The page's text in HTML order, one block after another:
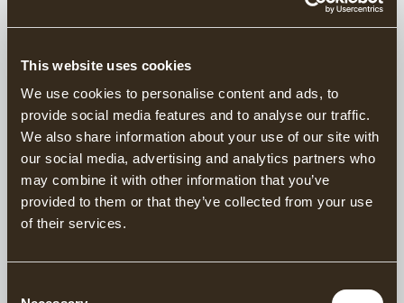
This website uses cookies
We use cookies to personalise content and ads, to
provide social media features and to analyse our traffic.
We also share information about your use of our site with
our social media, advertising and analytics partners who
may combine it with other information that you’ve
provided to them or that they’ve collected from your use
of their services.
Swedish Blacksmithing av KG Norén & Lars Enander
Vattenflaska med Gränsfors Bruks logotyp
20 % rabatt på de flesta produkter i Gränsfors Bruks
fabriksbutik under kursen